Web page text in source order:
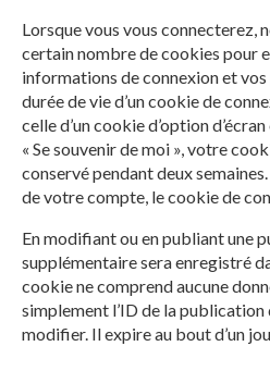
Lorsque vous vous connecterez,
certain nombre de cookies pour
informations de connexion et vos
durée de vie d’un cookie de
celle d’un cookie d’option
« Se souvenir de moi », votre
conservé pendant deux
de votre compte, le cookie de
En modifiant ou en publiant une
supplémentaire sera enregistré
cookie ne comprend aucune
simplement l’ID de la publication
modifier. Il expire au bout d’un